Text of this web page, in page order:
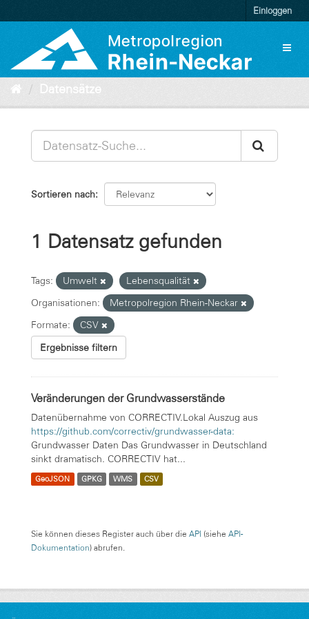
zum
Einloggen
Datensätze
Sortieren nach
1 Datensatz gefunden
Tags: Umwelt
Lebensqualität
Organisationen:
Metropolregion Rhein-Neckar
Formate:
CSV
Ergebnisse filtern
Veränderungen der Grundwasserstände
Datenübernahme von CORRECTIV.Lokal Auszug aus
https://github.com/correctiv/grundwasser-data:
Grundwasser Daten Das Grundwasser in Deutschland
sinkt dramatisch. CORRECTIV hat...
GeoJSON GPKG WMS CSV
Sie können dieses Register auch über die API (siehe API-
Dokumentation) abrufen.